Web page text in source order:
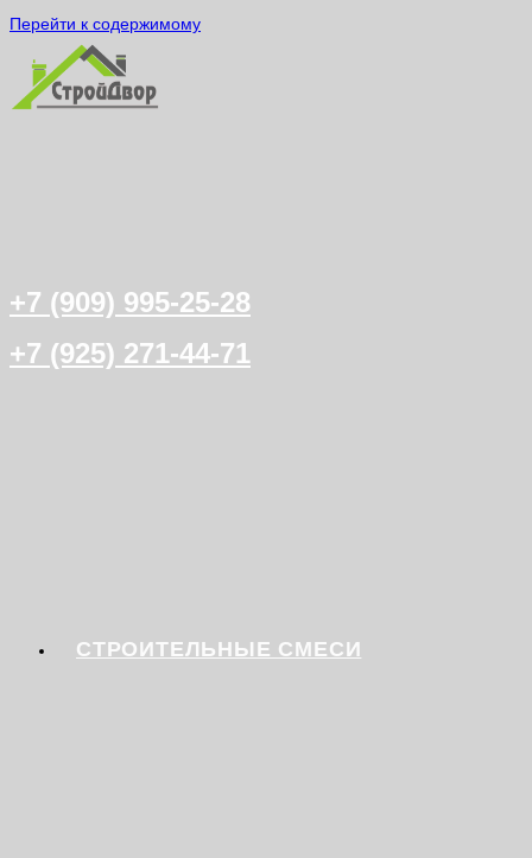
Перейти к содержимому
+7 (909) 995-25-28
+7 (925) 271-44-71
СТРОИТЕЛЬНЫЕ СМЕСИ